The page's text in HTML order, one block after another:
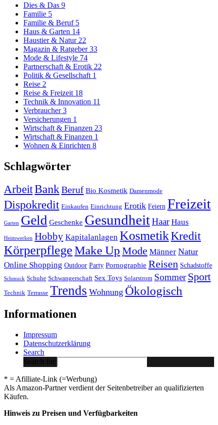
Dies & Das 9
Familie 5
Familie & Beruf 5
Haus & Garten 14
Haustier & Natur 22
Magazin & Ratgeber33
Mode & Lifestyle 74
Partnerschaft & Erotik 22
Politik & Gesellschaft 1
Reise 2
Reise & Freizeit 18
Technik & Innovation 11
Verbraucher3
Versicherungen 1
Wirtschaft & Finanzen 23
Wirtschaft & Finanzen 1
Wohnen & Einrichten 8
Schlagwörter
ArbeitBankBeruf Bio Kosmetik Damenmode
Dispokredit Einkaufen Einrichtung Erotik Feiern Freizeit
Garten Geld Geschenke GesundheitHaar Haus
Heimwerken Hobby Kapitalanlagen KosmetikKredit
KörperpflegeMake Up Mode Männer Natur
Online Shopping Outdoor Party Pornographie Reisen Schadstoffe
Schmuck Schuhe Schwangerschaft Sex Toys Solarstrom Sommer Sport
Technik Terrasse Trends Wohnung Ökologisch
Informationen
Impressum
Datenschutzerklärung
Search
Search for:
* = Afilliate-Link (=Werbung)
Als Amazon-Partner verdient der Seitenbetreiber an qualifizierten
Käufen.
Hinweis zu Preisen und Verfügbarkeiten